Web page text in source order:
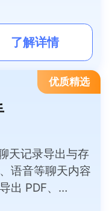
了解详情
优质精选
天记录导出与存
语音等聊天内容
出 PDF、